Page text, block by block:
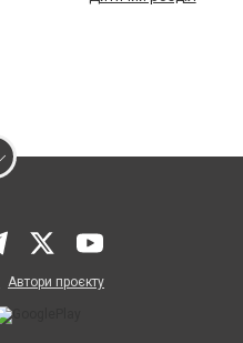
Автори проєкту